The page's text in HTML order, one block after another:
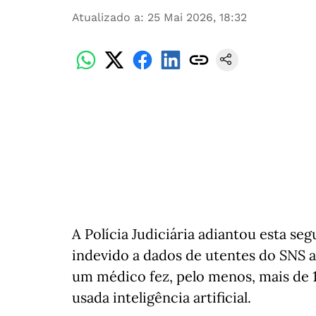
Atualizado a: 25 Mai 2026, 18:32
A Polícia Judiciária adiantou esta
indevido a dados de utentes do
um médico fez, pelo menos, mais
usada inteligência artificial.